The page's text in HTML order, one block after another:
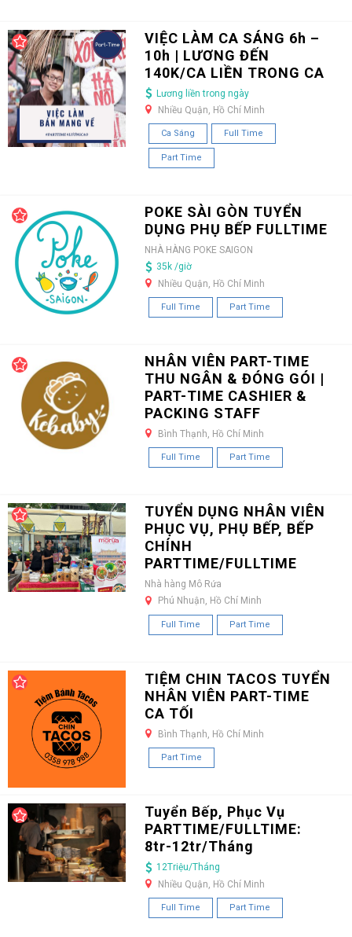
VIỆC LÀM CA SÁNG 6h –
10h | LƯƠNG ĐẾN
140K/CA LIỀN TRONG CA
Lương liền trong ngày
Nhiều Quận, Hồ Chí Minh
Ca Sáng Full Time
Part Time
POKE SÀI GÒN TUYỂN
DỤNG PHỤ BẾP FULLTIME
NHÀ HÀNG POKE SAIGON
35k /giờ
Nhiều Quận, Hồ Chí Minh
Full Time Part Time
NHÂN VIÊN PART-TIME
THU NGÂN & ĐÓNG GÓI |
PART-TIME CASHIER &
PACKING STAFF
Bình Thạnh, Hồ Chí Minh
Full Time Part Time
TUYỂN DỤNG NHÂN VIÊN
PHỤC VỤ, PHỤ BẾP, BẾP
CHÍNH
PARTTIME/FULLTIME
Nhà hàng Mô Rứa
Phú Nhuận, Hồ Chí Minh
Full Time Part Time
TIỆM CHIN TACOS TUYỂN
NHÂN VIÊN PART-TIME
CA TỐI
Bình Thạnh, Hồ Chí Minh
Part Time
Tuyển Bếp, Phục Vụ
PARTTIME/FULLTIME:
8tr-12tr/Tháng
12Triệu/Tháng
Nhiều Quận, Hồ Chí Minh
Full Time Part Time